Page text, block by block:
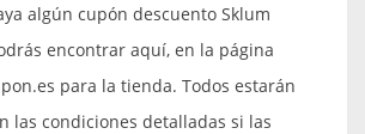
algún cupón descuento Sklum
encontrar aquí, en la página
para la tienda. Todos estarán
las condiciones detalladas si las